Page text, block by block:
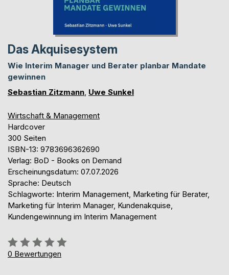
Das Akquisesystem
Wie Interim Manager und Berater planbar Mandate
gewinnen
Sebastian Zitzmann, Uwe Sunkel
Wirtschaft & Management
Hardcover
300 Seiten
ISBN-13: 9783696362690
Verlag: BoD - Books on Demand
Erscheinungsdatum: 07.07.2026
Sprache: Deutsch
Schlagworte: Interim Management, Marketing für Berater,
Marketing für Interim Manager, Kundenakquise,
Kundengewinnung im Interim Management
Bewertung::
0%
0 Bewertungen